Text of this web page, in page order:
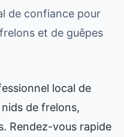
de confiance pour
et de guêpes
local de
de frelons,
Rendez-vous rapide